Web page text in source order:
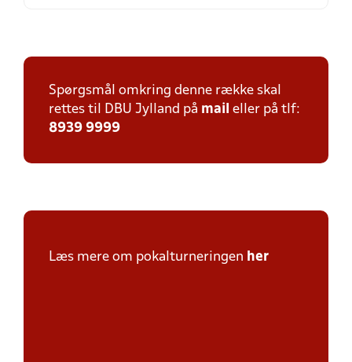
Spørgsmål omkring denne række skal
rettes til DBU Jylland på mail eller på tlf:
8939 9999
Læs mere om pokalturneringen her